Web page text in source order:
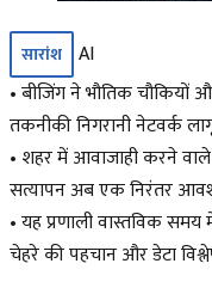
सारांश
AI
• बीजिंग ने भौतिक चौकियों
तकनीकी निगरानी नेटवर्क
• शहर में आवाजाही करने वाले
सत्यापन अब एक निरंतर
• यह प्रणाली वास्तविक
चेहरे की पहचान और डेटा